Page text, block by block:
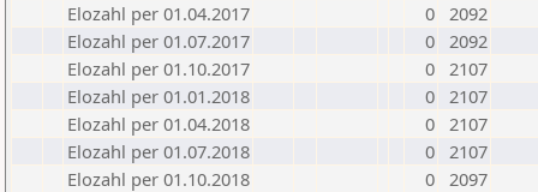
Elozahl per 01.04.2017
0 2092
Elozahl per 01.07.2017
0 2092
Elozahl per 01.10.2017
0 2107
Elozahl per 01.01.2018
0 2107
Elozahl per 01.04.2018
0 2107
Elozahl per 01.07.2018
0 2107
Elozahl per 01.10.2018
0 2097